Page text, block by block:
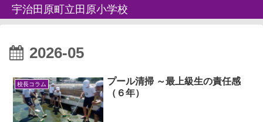
宇治田原町立田原小学校
2026-05
校長コラム
プール清掃 ～最上級生の責任感
（６年）